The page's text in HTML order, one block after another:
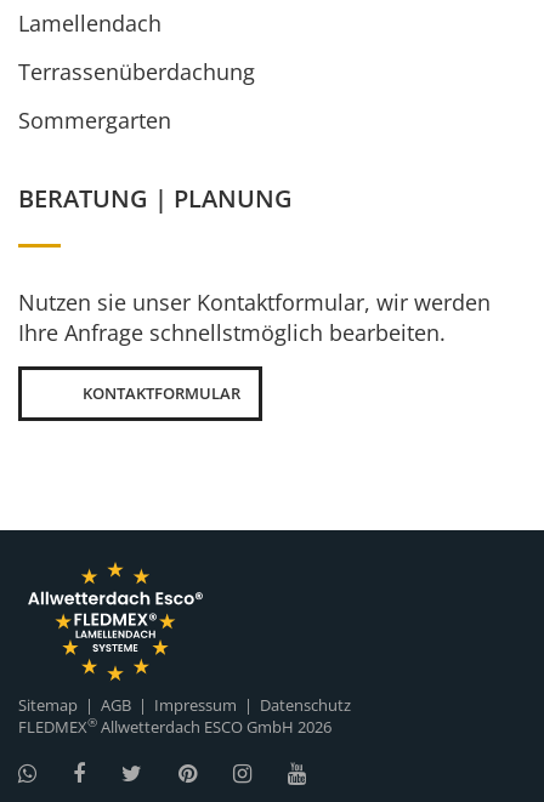
Lamellendach
Terrassenüberdachung
Sommergarten
BERATUNG | PLANUNG
Nutzen sie unser Kontaktformular, wir werden
Ihre Anfrage schnellstmöglich bearbeiten.
KONTAKTFORMULAR
Sitemap | AGB | Impressum | Datenschutz
FLEDMEX® Allwetterdach ESCO GmbH 2026